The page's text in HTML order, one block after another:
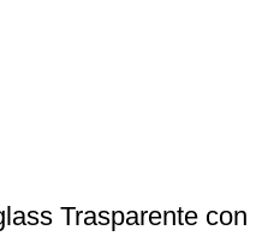
Trasparente con